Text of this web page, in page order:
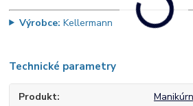
Výrobce: Kellermann
Technické parametry
Produkt